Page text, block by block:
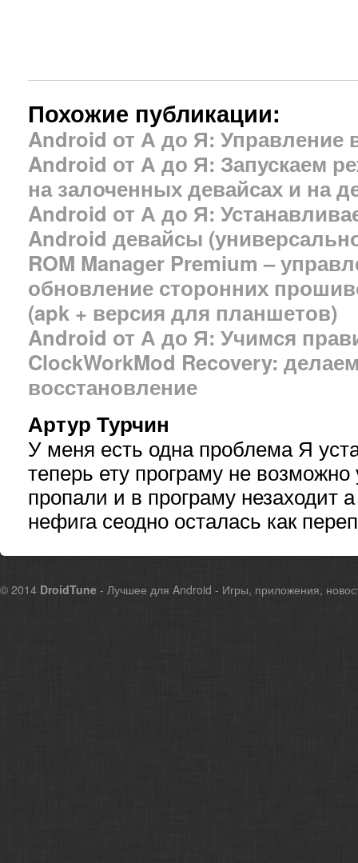
Похожие публикации:
Android от А до Я: Управление
Android от А до Я: Запускаем
на залоченных девайсах и на
Android от А до Я:
Android девайсы
ROM Manager Premium –
обновление сторонних
(apk + версия для планшетов)
Android от А до Я: Учимся
ClockWorkMod Recovery:
восстановление
Артур Турчин
У меня есть одна проблема Я
теперь ету програму не
пропали и в програму незаходит
нефига сеодно осталась как
© 2014 DroidTune - Лучшее для Android - Игры, приложения,